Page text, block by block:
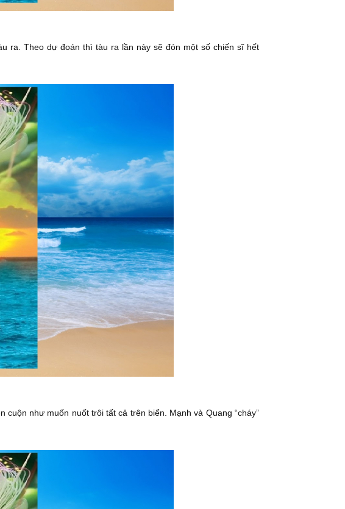
ra. Theo dự đoán thì tàu ra lần này sẽ đón một số chiến sĩ hết
như muốn nuốt trôi tất cả trên biển. Mạnh và Quang “cháy”